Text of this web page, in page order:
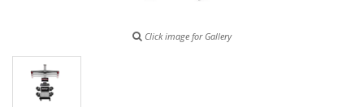
Click image for Gallery